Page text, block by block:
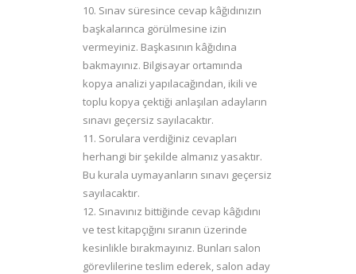
10. Sınav süresince cevap kâğıdınızın
başkalarınca görülmesine izin
vermeyiniz. Başkasının kâğıdına
bakmayınız. Bilgisayar ortamında
kopya analizi yapılacağından, ikili ve
toplu kopya çektiği anlaşılan adayların
sınavı geçersiz sayılacaktır.
11. Sorulara verdiğiniz cevapları
herhangi bir şekilde almanız yasaktır.
Bu kurala uymayanların sınavı geçersiz
sayılacaktır.
12. Sınavınız bittiğinde cevap kâğıdını
ve test kitapçığını sıranın üzerinde
kesinlikle bırakmayınız. Bunları salon
görevlilerine teslim ederek, salon aday